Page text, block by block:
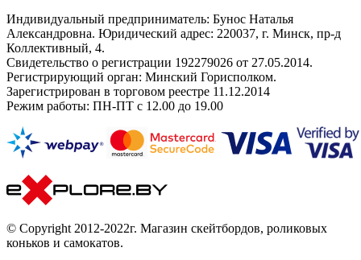
Индивидуальный предприниматель: Бунос Наталья
Александровна. Юридический адрес: 220037, г. Минск, пр-д
Коллективный, 4.
Свидетельство о регистрации 192279026 от 27.05.2014.
Регистрирующий орган: Минский Горисполком.
Зарегистрирован в торговом реестре 11.12.2014
Режим работы: ПН-ПТ с 12.00 до 19.00
© Copyright 2012-2022г. Магазин скейтбордов, роликовых
коньков и самокатов.